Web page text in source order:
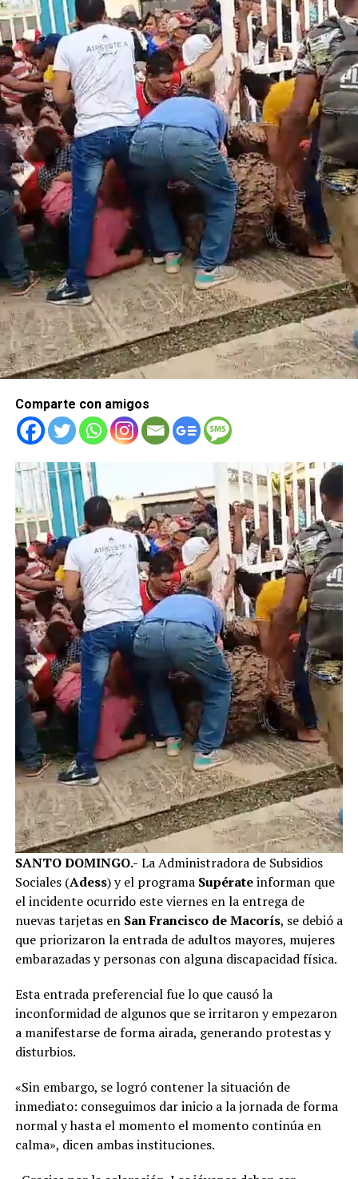
Comparte con amigos
SANTO DOMINGO.- La Administradora de Subsidios
Sociales (Adess) y el programa Supérateinforman que
el incidente ocurrido este viernes en la entrega de
nuevas tarjetas en San Francisco de Macorís, se debió a
que priorizaron la entrada de adultos mayores, mujeres
embarazadas y personas con alguna discapacidad física.
Esta entrada preferencial fue lo que causó la
inconformidad de algunos que se irritaron y empezaron
a manifestarse de forma airada, generando protestas y
disturbios.
«Sin embargo, se logró contener la situación de
inmediato: conseguimos dar inicio a la jornada de forma
normal y hasta el momento el momento continúa en
calma», dicen ambas instituciones.